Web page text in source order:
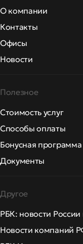
О компании
Контакты
Офисы
Новости
Полезное
Стоимость услуг
Способы оплаты
Бонусная программа
Документы
Другое
РБК: новости России
Новости компаний